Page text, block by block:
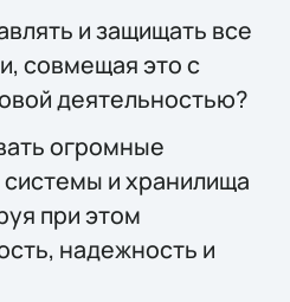
и защищать все
совмещая это с
деятельностью?
огромные
и хранилища
при этом
надежность и